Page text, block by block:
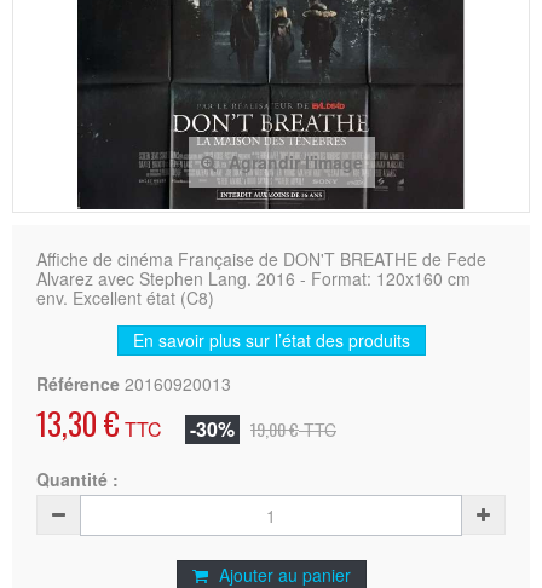
Agrandir l'image
Affiche de cinéma Française de DON'T BREATHE de Fede
Alvarez avec Stephen Lang. 2016 - Format: 120x160 cm
env. Excellent état (C8)
En savoir plus sur l’état des produits
Référence 20160920013
13,30 € TTC -30% 19,00 €TTC
Quantité :
Ajouter au panier